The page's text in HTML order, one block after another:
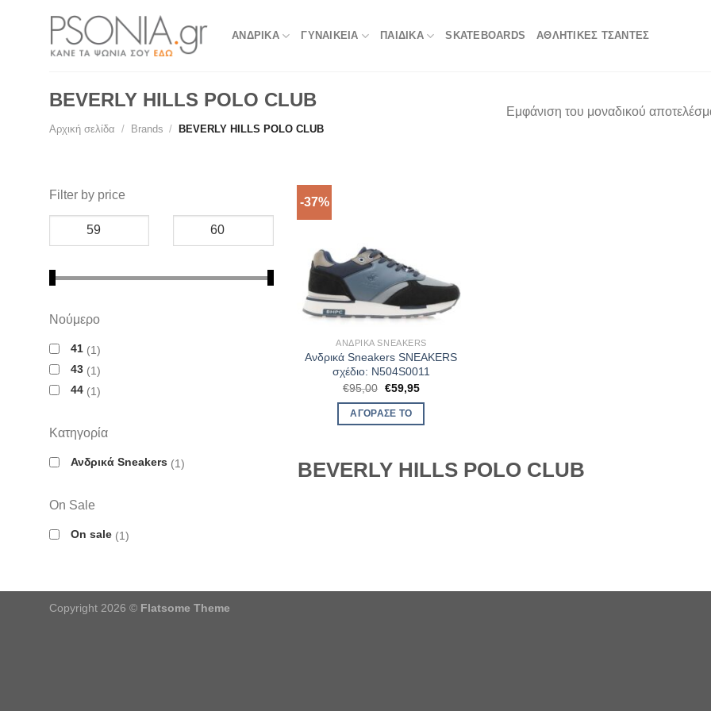
ΑΝΔΡΙΚΑ ΓΥΝΑΙΚΕΙΑ ΠΑΙΔΙΚΑ SKATEBOARDS ΑΘΛΗΤΙΚΈΣ ΤΣΆΝΤΕΣ
BEVERLY HILLS POLO CLUB
Αρχική σελίδα / Brands / BEVERLY HILLS POLO CLUB
Εμφάνιση του μοναδικού
Filter by price
Νούμερο
41
1
43
1
44
1
Κατηγορία
Ανδρικά Sneakers 1
On Sale
On sale 1
-37%
ΑΝΔΡΙΚΆ SNEAKERS
Ανδρικά Sneakers SNEAKERS
σχέδιο: N504S0011
€95,00 Original
was:
€95,00.
€59,95Η
ΑΓΌΡΑΣΈ ΤΟ
BEVERLY HILLS POLO CLUB
Copyright 2026 © Flatsome Theme